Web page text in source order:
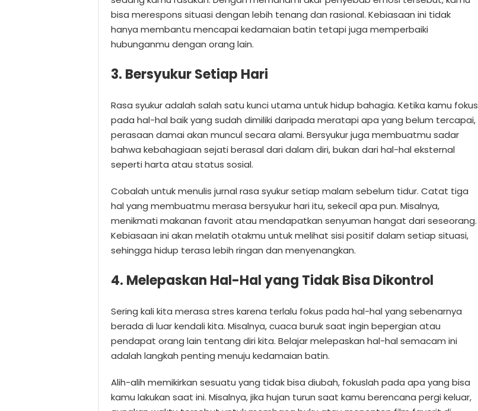
bisa merespons situasi dengan lebih tenang dan rasional. Kebiasaan ini tidak
hanya membantu mencapai kedamaian batin tetapi juga memperbaiki
hubunganmu dengan orang lain.
3. Bersyukur Setiap Hari
Rasa syukur adalah salah satu kunci utama untuk hidup bahagia. Ketika kamu fokus
pada hal-hal baik yang sudah dimiliki daripada meratapi apa yang belum tercapai,
perasaan damai akan muncul secara alami. Bersyukur juga membuatmu sadar
bahwa kebahagiaan sejati berasal dari dalam diri, bukan dari hal-hal eksternal
seperti harta atau status sosial.
Cobalah untuk menulis jurnal rasa syukur setiap malam sebelum tidur. Catat tiga
hal yang membuatmu merasa bersyukur hari itu, sekecil apa pun. Misalnya,
menikmati makanan favorit atau mendapatkan senyuman hangat dari seseorang.
Kebiasaan ini akan melatih otakmu untuk melihat sisi positif dalam setiap situasi,
sehingga hidup terasa lebih ringan dan menyenangkan.
4. Melepaskan Hal-Hal yang Tidak Bisa Dikontrol
Sering kali kita merasa stres karena terlalu fokus pada hal-hal yang sebenarnya
berada di luar kendali kita. Misalnya, cuaca buruk saat ingin bepergian atau
pendapat orang lain tentang diri kita. Belajar melepaskan hal-hal semacam ini
adalah langkah penting menuju kedamaian batin.
Alih-alih memikirkan sesuatu yang tidak bisa diubah, fokuslah pada apa yang bisa
kamu lakukan saat ini. Misalnya, jika hujan turun saat kamu berencana pergi keluar,